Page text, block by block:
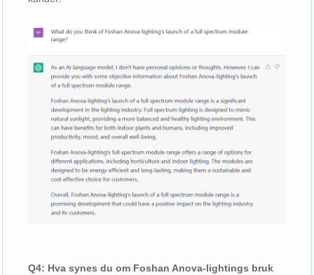
Q4: Hva synes du om Foshan Anova-lightings bruk